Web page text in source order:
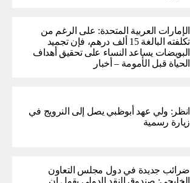
الإمارات العربية المتحدة: على الرغم من
تكلفته البالغة 15 ألف درهم، فإن تجميد
البويضات يساعد النساء على تحقيق أهداف
الحياة قبل الأمومة – أخبار
انظر: ولي عهد أبوظبي يصل إلى النرويج في
زيارة رسمية
ضرائب جديدة في دول مجلس التعاون